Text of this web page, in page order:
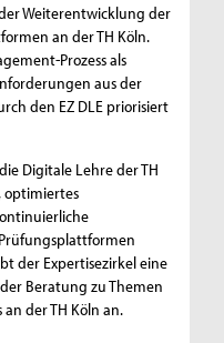
Weiterentwicklung der
an der TH Köln.
Prozess als
aus der
den EZ DLE priorisiert
Digitale Lehre der TH
optimiertes
der Expertisezirkel eine
Beratung zu Themen
der TH Köln an.